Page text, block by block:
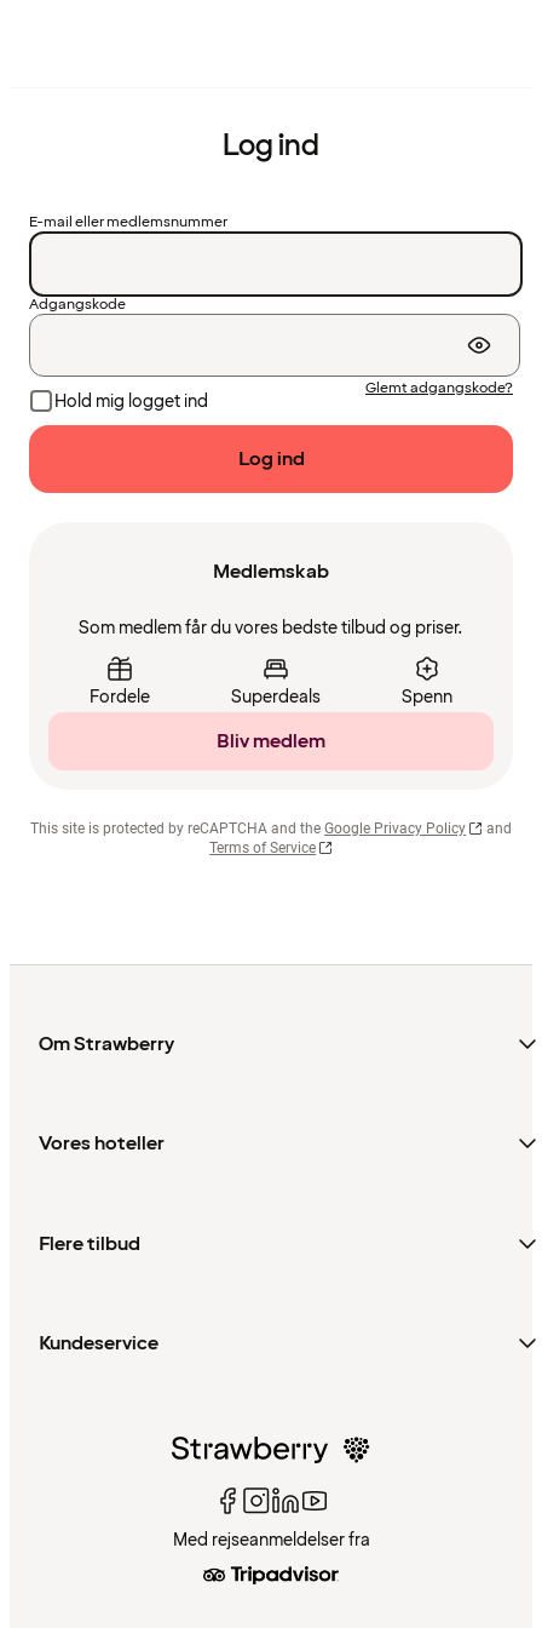
Log ind
E-mail eller medlemsnummer
Adgangskode
Hold mig logget ind
Glemt adgangskode?
Log ind
Medlemskab
Som medlem får du vores bedste tilbud og priser.
Fordele Superdeals Spenn
Bliv medlem
This site is protected by reCAPTCHA and the Google Privacy Policy
and
Terms of Service
Om Strawberry
Vores hoteller
Flere tilbud
Kundeservice
Med rejseanmeldelser fra